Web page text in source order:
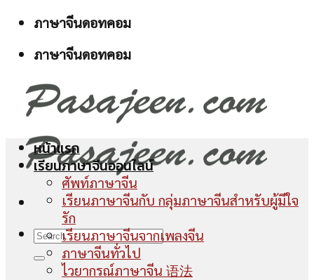
Skip
content
ภาษาจีนดอทคอม
ภาษาจีนดอทคอม
หน้าแรก
เรียนภาษาจีนออนไลน์
ศัพท์ภาษาจีน
เรียนภาษาจีนกับ กลุ่มภาษาจีนสำหรับผู้มีใจ
รัก
เรียนภาษาจีนจากเพลงจีน
ภาษาจีนทั่วไป
ไวยากรณ์ภาษาจีน 语法